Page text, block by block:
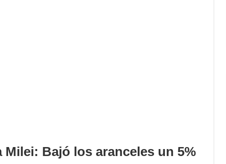
Milei: Bajó los aranceles un 5%